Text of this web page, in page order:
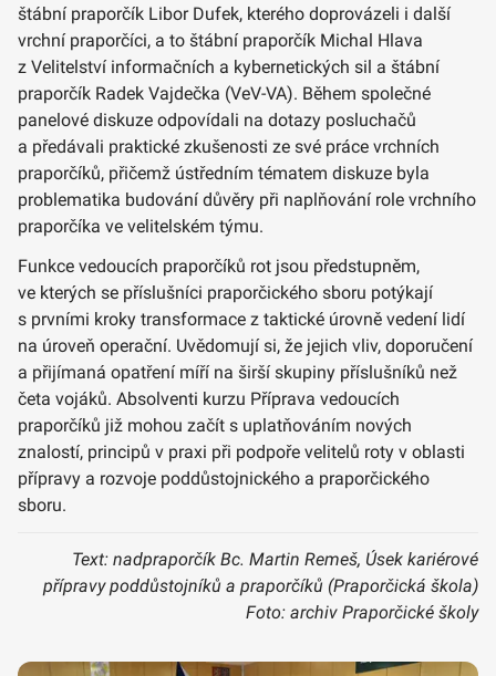
štábní praporčík Libor Dufek, kterého doprovázeli i další
vrchní praporčíci, a to štábní praporčík Michal Hlava
z Velitelství informačních a kybernetických sil a štábní
praporčík Radek Vajdečka (VeV-VA). Během společné
panelové diskuze odpovídali na dotazy posluchačů
a předávali praktické zkušenosti ze své práce vrchních
praporčíků, přičemž ústředním tématem diskuze byla
problematika budování důvěry při naplňování role vrchního
praporčíka ve velitelském týmu.
Funkce vedoucích praporčíků rot jsou předstupněm,
ve kterých se příslušníci praporčického sboru potýkají
s prvními kroky transformace z taktické úrovně vedení lidí
na úroveň operační. Uvědomují si, že jejich vliv, doporučení
a přijímaná opatření míří na širší skupiny příslušníků než
četa vojáků. Absolventi kurzu Příprava vedoucích
praporčíků již mohou začít s uplatňováním nových
znalostí, principů v praxi při podpoře velitelů roty v oblasti
přípravy a rozvoje poddůstojnického a praporčického
sboru.
Text: nadpraporčík Bc. Martin Remeš, Úsek kariérové
přípravy poddůstojníků a praporčíků (Praporčická škola)
Foto: archiv Praporčické školy